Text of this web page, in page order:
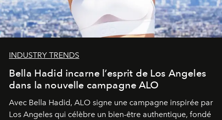
INDUSTRY TRENDS
Bella Hadid incarne l’esprit de Los Angeles
dans la nouvelle campagne ALO
Avec Bella Hadid, ALO signe une campagne inspirée par
Los Angeles qui célèbre un bien-être authentique, fondé